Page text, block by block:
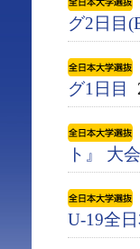
グ2日目
グ1日目
ト』 大
U-19全